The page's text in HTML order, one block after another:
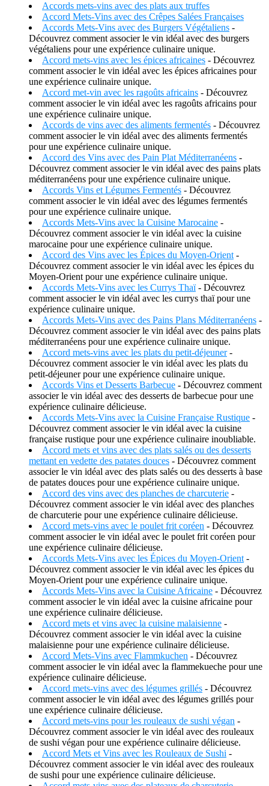
Accords mets-vins avec des plats aux truffes
Accord Mets-Vins avec des Crêpes Salées Françaises
Accords Mets-Vins avec des Burgers Végétaliens -
Découvrez comment associer le vin idéal avec des burgers
végétaliens pour une expérience culinaire unique.
Accord mets-vins avec les épices africaines - Découvrez
comment associer le vin idéal avec les épices africaines pour
une expérience culinaire unique.
Accord met-vin avec les ragoûts africains - Découvrez
comment associer le vin idéal avec les ragoûts africains pour
une expérience culinaire unique.
Accords de vins avec des aliments fermentés - Découvrez
comment associer le vin idéal avec des aliments fermentés
pour une expérience culinaire unique.
Accord des Vins avec des Pain Plat Méditerranéens -
Découvrez comment associer le vin idéal avec des pains plats
méditerranéens pour une expérience culinaire unique.
Accords Vins et Légumes Fermentés - Découvrez
comment associer le vin idéal avec des légumes fermentés
pour une expérience culinaire unique.
Accords Mets-Vins avec la Cuisine Marocaine -
Découvrez comment associer le vin idéal avec la cuisine
marocaine pour une expérience culinaire unique.
Accord des Vins avec les Épices du Moyen-Orient -
Découvrez comment associer le vin idéal avec les épices du
Moyen-Orient pour une expérience culinaire unique.
Accords Mets-Vins avec les Currys Thaï- Découvrez
comment associer le vin idéal avec les currys thaï pour une
expérience culinaire unique.
Accords Mets-Vins avec des Pains Plans Méditerranéens -
Découvrez comment associer le vin idéal avec des pains plats
méditerranéens pour une expérience culinaire unique.
Accord mets-vins avec les plats du petit-déjeuner-
Découvrez comment associer le vin idéal avec les plats du
petit-déjeuner pour une expérience culinaire unique.
Accords Vins et Desserts Barbecue - Découvrez comment
associer le vin idéal avec des desserts de barbecue pour une
expérience culinaire délicieuse.
Accords Mets-Vins avec la Cuisine Française Rustique -
Découvrez comment associer le vin idéal avec la cuisine
française rustique pour une expérience culinaire inoubliable.
Accord mets et vins avec des plats salés ou des desserts
mettant en vedette des patates douces - Découvrez comment
associer le vin idéal avec des plats salés ou des desserts à base
de patates douces pour une expérience culinaire unique.
Accord des vins avec des planches de charcuterie -
Découvrez comment associer le vin idéal avec des planches
de charcuterie pour une expérience culinaire délicieuse.
Accord mets-vins avec le poulet frit coréen - Découvrez
comment associer le vin idéal avec le poulet frit coréen pour
une expérience culinaire délicieuse.
Accords Mets-Vins avec les Épices du Moyen-Orient -
Découvrez comment associer le vin idéal avec les épices du
Moyen-Orient pour une expérience culinaire unique.
Accords Mets-Vins avec la Cuisine Africaine - Découvrez
comment associer le vin idéal avec la cuisine africaine pour
une expérience culinaire délicieuse.
Accord mets et vins avec la cuisine malaisienne -
Découvrez comment associer le vin idéal avec la cuisine
malaisienne pour une expérience culinaire délicieuse.
Accord Mets-Vins avec Flammkuchen - Découvrez
comment associer le vin idéal avec la flammekueche pour une
expérience culinaire délicieuse.
Accord mets-vins avec des légumes grillés - Découvrez
comment associer le vin idéal avec des légumes grillés pour
une expérience culinaire délicieuse.
Accord mets-vins pour les rouleaux de sushi végan -
Découvrez comment associer le vin idéal avec des rouleaux
de sushi végan pour une expérience culinaire délicieuse.
Accord Mets et Vins avec les Rouleaux de Sushi -
Découvrez comment associer le vin idéal avec des rouleaux
de sushi pour une expérience culinaire délicieuse.